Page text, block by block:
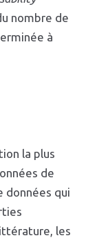
nombre de
à
la plus
de
données qui
les